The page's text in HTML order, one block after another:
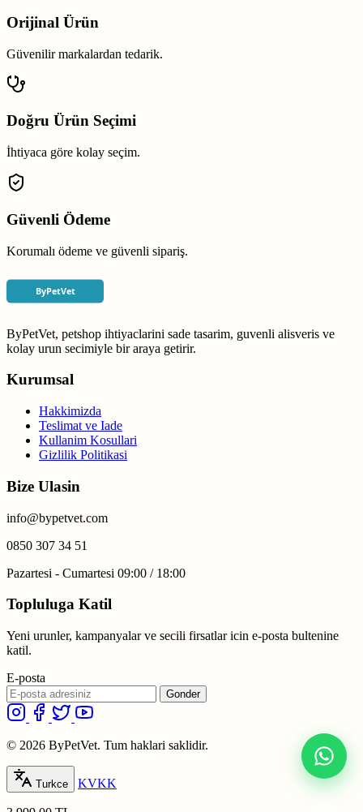
Orijinal Ürün
Güvenilir markalardan tedarik.
Doğru Ürün Seçimi
İhtiyaca göre kolay seçim.
Güvenli Ödeme
Korumalı ödeme ve güvenli sipariş.
ByPetVet, petshop ihtiyaclarini sade tasarim, guvenli alisveris ve
kolay urun secimiyle bir araya getirir.
Kurumsal
Hakkimizda
Teslimat ve Iade
Kullanim Kosullari
Gizlilik Politikasi
Bize Ulasin
info@bypetvet.com
0850 307 34 51
Pazartesi - Cumartesi 09:00 / 18:00
Topluluga Katil
Yeni urunler, kampanyalar ve secili firsatlar icin e-posta bultenine
katil.
E-posta
Gonder
© 2026 ByPetVet. Tum haklari saklidir.
Turkce KVKK